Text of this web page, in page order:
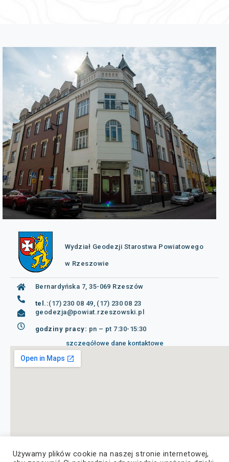
Wydział Geodezji Starostwa Powiatowego
w Rzeszowie
Bernardyńska 7, 35-069 Rzeszów
tel.:(17) 230 08 49, (17) 230 08 23
geodezja@powiat.rzeszowski.pl
godziny pracy: pn – pt 7:30-15:30
szczegółowe dane kontaktowe
Używamy plików cookie na naszej stronie internetowej,